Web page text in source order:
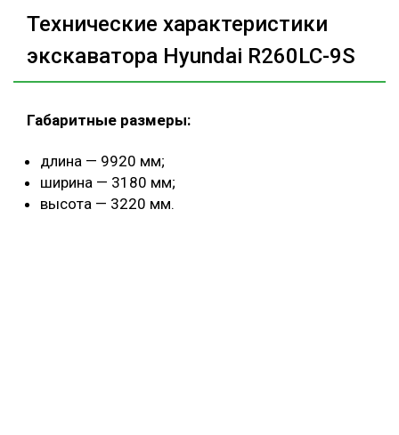
Технические характеристики
экскаватора Hyundai R260LC-9S
Габаритные размеры:
длина — 9920 мм;
ширина — 3180 мм;
высота — 3220 мм.